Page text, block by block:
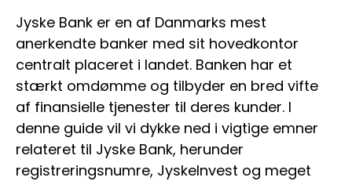
Jyske Bank er en af Danmarks mest
anerkendte banker med sit hovedkontor
centralt placeret i landet. Banken har et
stærkt omdømme og tilbyder en bred vifte
af finansielle tjenester til deres kunder. I
denne guide vil vi dykke ned i vigtige emner
relateret til Jyske Bank, herunder
registreringsnumre, JyskeInvest og meget